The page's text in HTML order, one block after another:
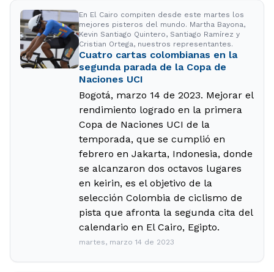
En El Cairo compiten desde este martes los
mejores pisteros del mundo. Martha Bayona,
Kevin Santiago Quintero, Santiago Ramírez y
Cristian Ortega, nuestros representantes.
Cuatro cartas colombianas en la
segunda parada de la Copa de
Naciones UCI
Bogotá, marzo 14 de 2023. Mejorar el
rendimiento logrado en la primera
Copa de Naciones UCI de la
temporada, que se cumplió en
febrero en Jakarta, Indonesia, donde
se alcanzaron dos octavos lugares
en keirin, es el objetivo de la
selección Colombia de ciclismo de
pista que afronta la segunda cita del
calendario en El Cairo, Egipto.
martes, marzo 14 de 2023